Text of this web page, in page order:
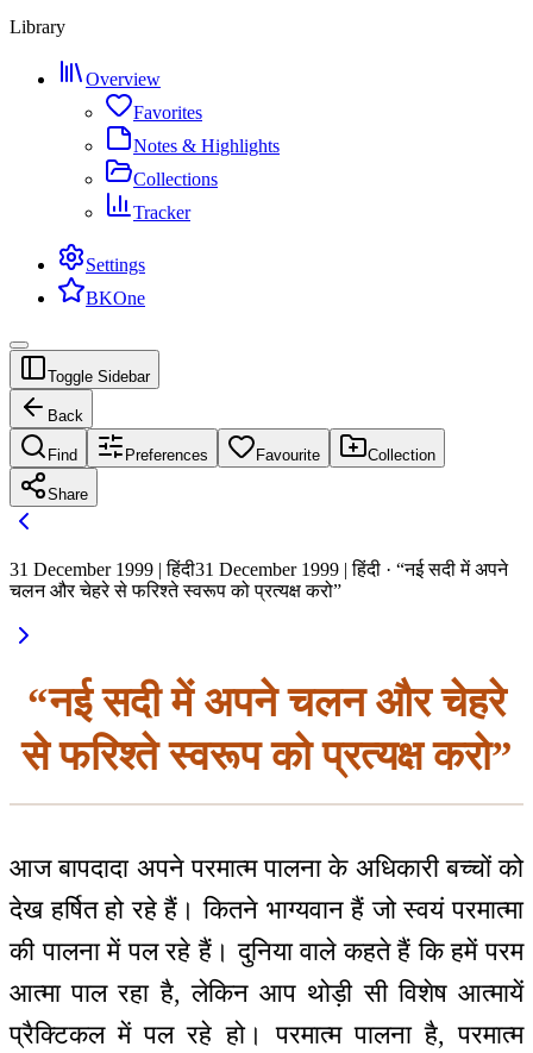
Library
Overview
Favorites
Notes & Highlights
Collections
Tracker
Settings
BKOne
Toggle Sidebar
Back
Find Preferences Favourite Collection
Share
31 December 1999 | हिंदी31 December 1999 | हिंदी · “नई सदी में अपने
चलन और चेहरे से फरिश्ते स्वरूप को प्रत्यक्ष करो”
“नई सदी में अपने चलन और चेहरे
से फरिश्ते स्वरूप को प्रत्यक्ष करो”
आज बापदादा अपने परमात्म पालना के अधिकारी बच्चों को
देख हर्षित हो रहे हैं। कितने भाग्यवान हैं जो स्वयं परमात्मा
की पालना में पल रहे हैं। दुनिया वाले कहते हैं कि हमें परम
आत्मा पाल रहा है, लेकिन आप थोड़ी सी विशेष आत्मायें
प्रैक्टिकल में पल रहे हो। परमात्म पालना है, परमात्म